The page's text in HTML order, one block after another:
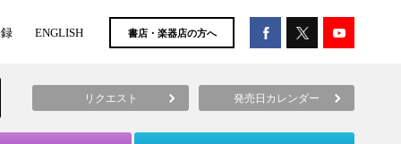
ENGLISH 書店・楽器店の方へ
リクエスト 発売日カレンダー